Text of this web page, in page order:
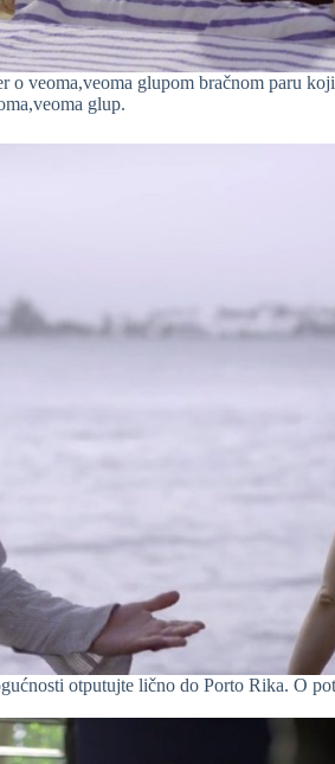
veoma,veoma glupom bračnom paru
glup.
otputujte lično do Porto Rika. O